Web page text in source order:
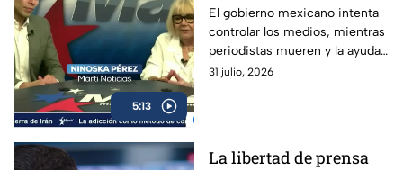
5:13
desvío de ayuda
humanitaria enviada a
Cuba
El gobierno mexicano intenta
controlar los medios, mientras
periodistas mueren y la ayuda
humanitaria enviada a Cuba
31 julio, 2026
La libertad de prensa